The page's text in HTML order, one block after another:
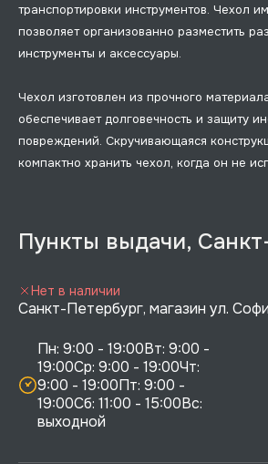
транспортировки инструментов. Чехол
позволяет организованно разместить
инструменты и аксессуары.
Чехол изготовлен из прочного
обеспечивает долговечность и защиту
повреждений. Скручивающаяся
компактно хранить чехол, когда он не
Пункты выдачи,
Санкт-Петербург, магазин ул.
Пн: 9:00 - 19:00Вт: 9:00 -
19:00Ср: 9:00 - 19:00Чт:
9:00 - 19:00Пт: 9:00 -
19:00Сб: 11:00 - 15:00Вс:
выходной
Нет в наличии